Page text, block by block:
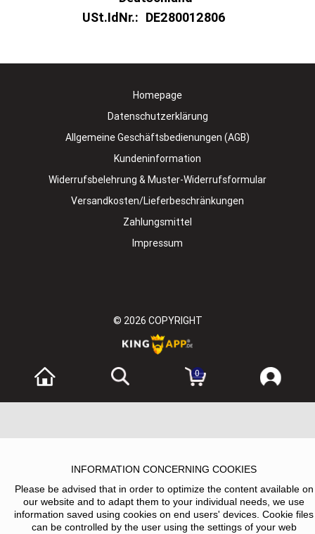
USt.IdNr.: DE280012806
Homepage
Datenschutzerklärung
Allgemeine Geschäftsbedienungen (AGB)
Kundeninformation
Widerrufsbelehrung & Muster-Widerrufsformular
Versandkosten/Lieferbeschränkungen
Zahlungsmittel
Impressum
© 2026 COPYRIGHT
0
INFORMATION CONCERNING COOKIES
Please be advised that in order to optimize the content available on
our website and to adapt them to your individual needs, we use
information saved using cookies on end users' devices. Cookie files
can be controlled by the user using the settings of your web